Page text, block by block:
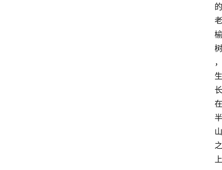
的
老
榆
树
，
生
长
在
半
山
之
上